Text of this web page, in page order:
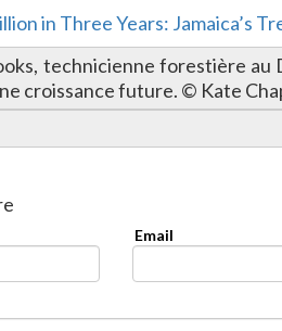
in Three Years: Jamaica’s
technicienne forestière
croissance future. © Kate
Email